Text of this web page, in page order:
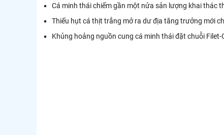
Cá minh thái chiếm gần một nửa sản lượng khai thác
Thiếu hụt cá thịt trắng mở ra dư địa tăng trưởng mới
Khủng hoảng nguồn cung cá minh thái đặt chuỗi